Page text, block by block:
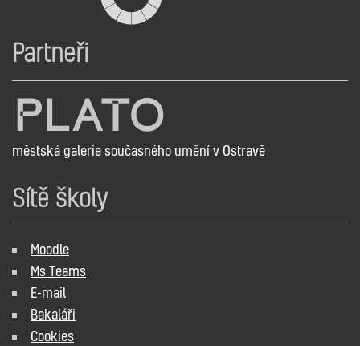
Partneři
městská galerie současného umění v Ostravě
Sítě školy
Moodle
Ms Teams
E-mail
Bakaláři
Cookies